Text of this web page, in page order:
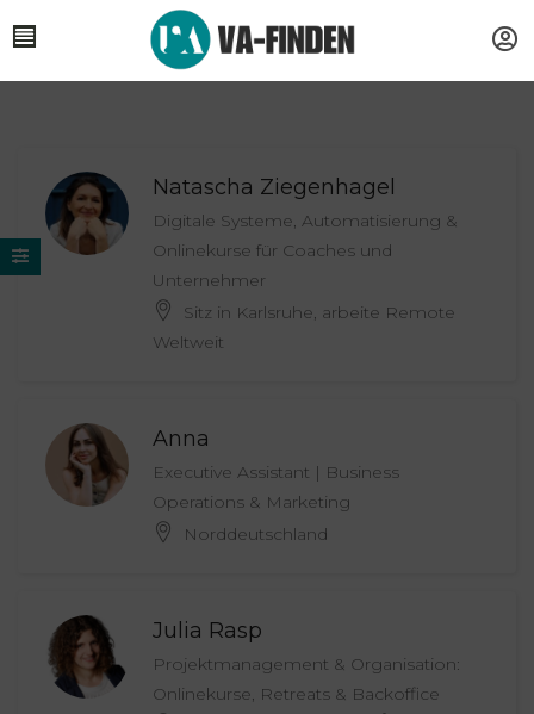
Natascha Ziegenhagel
Digitale Systeme, Automatisierung &
Onlinekurse für Coaches und
Unternehmer
Sitz in Karlsruhe, arbeite Remote
Weltweit
Anna
Executive Assistant | Business
Operations & Marketing
Norddeutschland
Julia Rasp
Projektmanagement & Organisation:
Onlinekurse, Retreats & Backoffice